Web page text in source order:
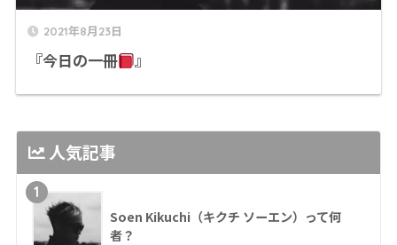
2021年8月23日
『今日の一冊 』
人気記事
1
Soen Kikuchi（キクチ ソーエン）って何
者？